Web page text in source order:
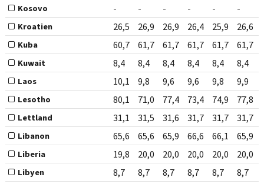
Kosovo - - - - - -
Kroatien 26,5 26,9 26,9 26,4 25,9 26,6
Kuba 60,7 61,7 61,7 61,7 61,7 61,7
Kuwait 8,4 8,4 8,4 8,4 8,4 8,4
Laos 10,1 9,8 9,6 9,6 9,8 9,9
Lesotho 80,1 71,0 77,4 73,4 74,9 77,8
Lettland 31,1 31,5 31,6 31,7 31,7 31,7
Libanon 65,6 65,6 65,9 66,6 66,1 65,9
Liberia 19,8 20,0 20,0 20,0 20,0 20,0
Libyen 8,7 8,7 8,7 8,7 8,7 8,7